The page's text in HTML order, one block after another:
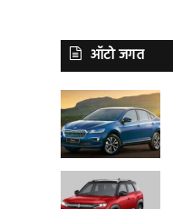
ऑटो जगत